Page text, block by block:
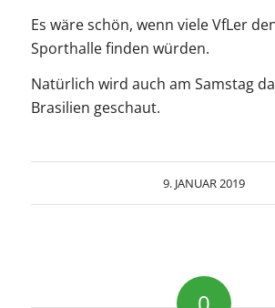
Es wäre schön, wenn viele VfLer
Sporthalle finden würden.
Natürlich wird auch am Samstag
Brasilien geschaut.
9. JANUAR 2019